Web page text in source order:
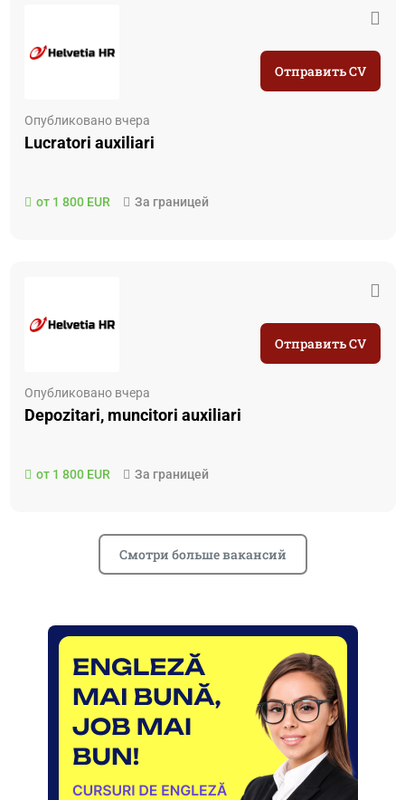
Опубликовано вчера
Lucratori auxiliari
от 1 800 EUR За границей
Отправить CV
Опубликовано вчера
Depozitari, muncitori auxiliari
от 1 800 EUR За границей
Отправить CV
Смотри больше вакансий